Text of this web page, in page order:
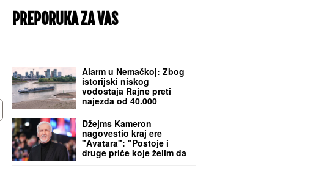
PREPORUKA ZA VAS
Alarm u Nemačkoj: Zbog
istorijski niskog
vodostaja Rajne preti
najezda od 40.000
zabrana vožnje
nedeljom?
Džejms Kameron
nagovestio kraj ere
"Avatara": "Postoje i
druge priče koje želim da